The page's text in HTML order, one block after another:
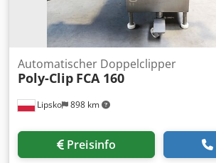
Lipsko 898 km
Automatischer Doppelclipper
Poly-Clip FCA 160
Preisinfo